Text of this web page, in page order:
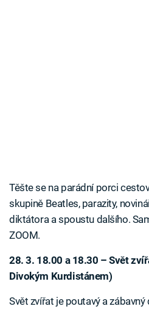
Těšte se na parádní porci
skupině Beatles, parazity,
diktátora a spoustu dalšího.
ZOOM.
28. 3. 18.00 a 18.30 – Svět
Divokým Kurdistánem)
Svět zvířat je poutavý a